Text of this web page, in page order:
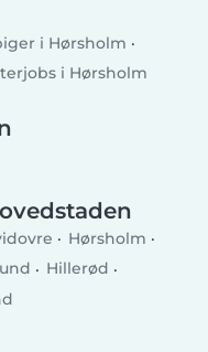
i Hørsholm
i Hørsholm
Hørsholm
Hillerød